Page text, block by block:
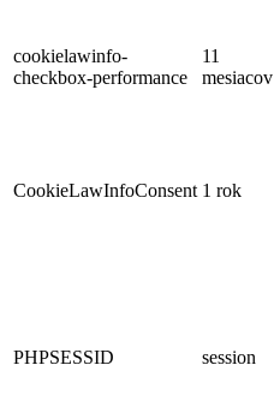
cookielawinfo-
checkbox-performance
11
mesiacov
CookieLawInfoConsent 1 rok
PHPSESSID session